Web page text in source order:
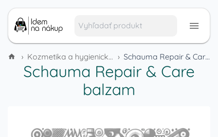
› Kozmetika a hygienické potreby › Schauma Repair & Care balzam
Schauma Repair & Care
balzam